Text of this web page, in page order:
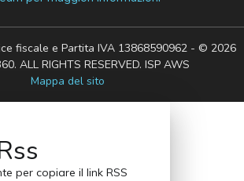
fiscale e Partita IVA 13868590962 - © 2026
ALL RIGHTS RESERVED. ISP AWS
Mappa del sito
per copiare il link RSS